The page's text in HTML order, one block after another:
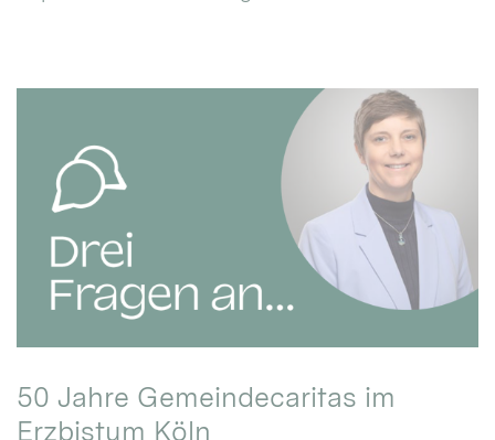
50 Jahre Gemeindecaritas im
Erzbistum Köln